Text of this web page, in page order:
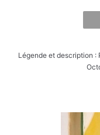
Légende et description :